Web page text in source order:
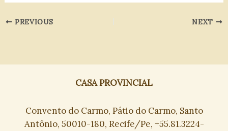
Carmelita
PREVIOUS NEXT
CASA PROVINCIAL
Convento do Carmo, Pátio do Carmo, Santo
Antônio, 50010-180, Recife/Pe, +55.81.3224-